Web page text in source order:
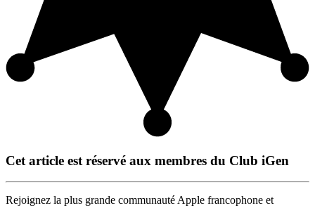
Cet article est réservé aux membres du Club iGen
Rejoignez la plus grande communauté Apple francophone et